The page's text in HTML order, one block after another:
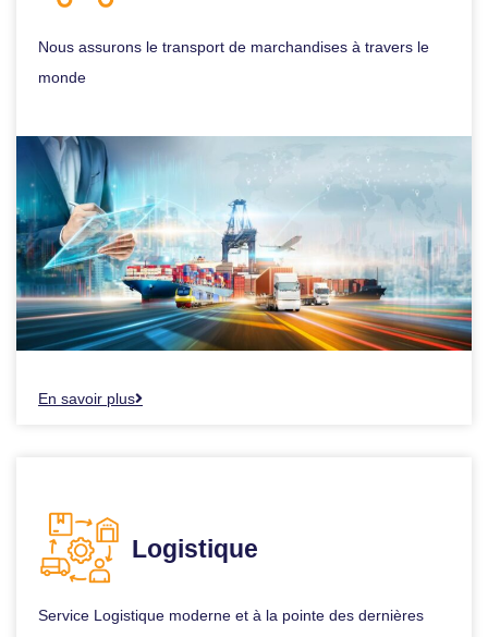
Nous assurons le transport de marchandises à travers le
monde
En savoir plus
Logistique
Service Logistique moderne et à la pointe des dernières